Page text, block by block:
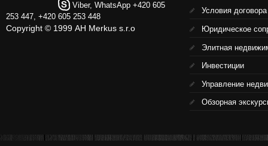
Viber, WhatsApp +420 605
253 447, +420 605 253 448
Copyright © 1999 АН Merkus s.r.o
Условия
Юридическое
Элитная
Инвестиции
Управление
Обзорная